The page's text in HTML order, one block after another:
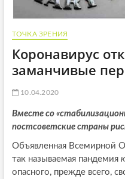
ТОЧКА ЗРЕНИЯ
Коронавирус
заманчивые
10.04.2020
Вместе со
постсоветские страны
Объявленная Всемирной
так называемая пандемия
опасного, прежде всего,